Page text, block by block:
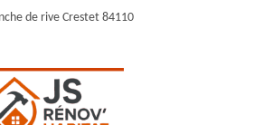
de rive Crestet 84110